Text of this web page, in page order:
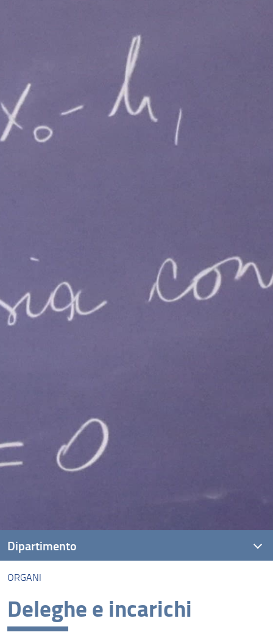
ORGANI
Deleghe e incarichi
Dipartimento
Presentazione DIMAI
Missione